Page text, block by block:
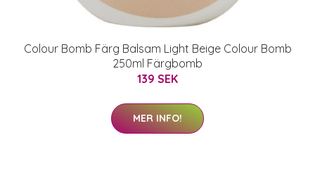
Colour Bomb Färg Balsam Light Beige Colour Bomb
250ml Färgbomb
139 SEK
MER INFO!